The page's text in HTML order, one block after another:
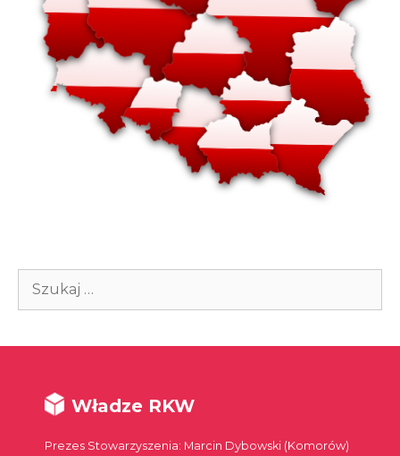
Szukaj:
Władze RKW
Prezes Stowarzyszenia: Marcin Dybowski (Komorów)